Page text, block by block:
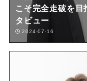
こそ完全走破を
タビュー
2024-07-16